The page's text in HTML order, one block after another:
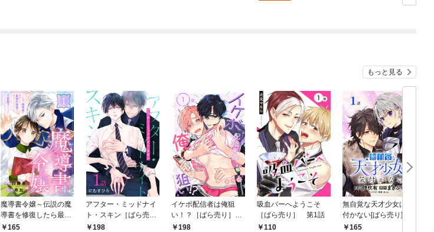
もっと見る
魔導書令嬢～伝説の魔
導書を修復したら最強
の精霊が味方になりま
165
アフター・ミッドナイ
ト・スキン［ばら売
り］ 第1話
198
イケボ配信者は俺狙
い！？［ばら売り］
第1話
198
吸血バーへようこそ
［ばら売り］ 第1話
110
無自覚な天才少女は気
付かない[ばら売り]
第1話
165